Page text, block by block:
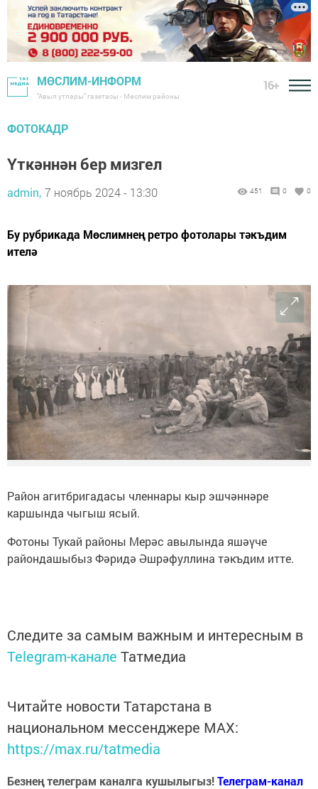
МӨСЛИМ-ИНФОРМ
"Авыл утлары" газетасы - Мөслим районы
16+
ФОТОКАДР
Үткәннән бер мизгел
admin, 7 ноябрь 2024 - 13:30 451 0 0
Бу рубрикада Мөслимнең ретро фотолары тәкъдим
ителә
Район агитбригадасы членнары кыр эшчәннәре
каршында чыгыш ясый.
Фотоны Тукай районы Мерәс авылында яшәүче
райондашыбыз Фәридә Әшрәфуллина тәкъдим итте.
Следите за самым важным и интересным в
Telegram-канале Татмедиа
Читайте новости Татарстана в
национальном мессенджере MАХ:
https://max.ru/tatmedia
Безнең телеграм каналга кушылыгыз!Телеграм-канал